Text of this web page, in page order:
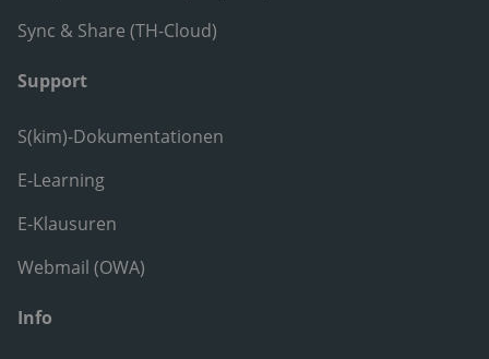
Sync & Share (TH-Cloud)
Support
S(kim)-Dokumentationen
E-Learning
E-Klausuren
Webmail (OWA)
Info